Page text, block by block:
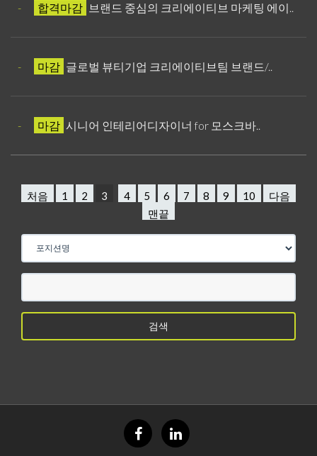
- 합격마감 브랜드 중심의 크리에이티브 마케팅 에이..
- 마감 글로벌 뷰티기업 크리에이티브팀 브랜드/..
- 마감 시니어 인테리어디자이너 for 모스크바..
처음 1 2 3 4 5 6 7 8 9 10
다음
맨끝
시
검
색